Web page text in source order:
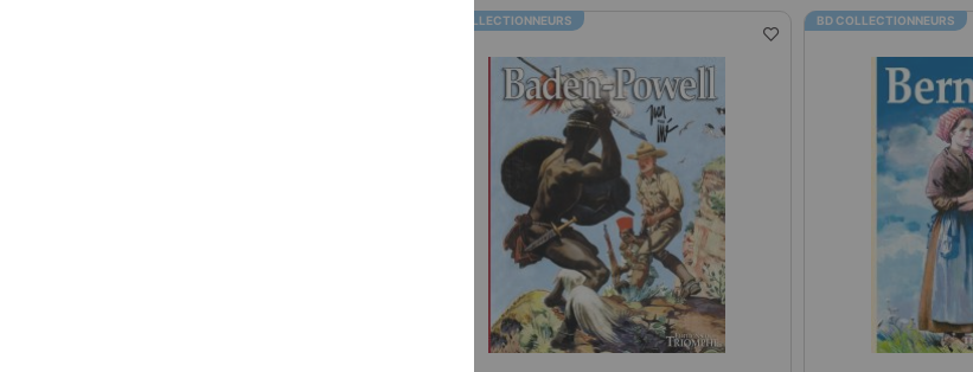
BD COLLECTIONNEURS BD COLLECTIONNEURS